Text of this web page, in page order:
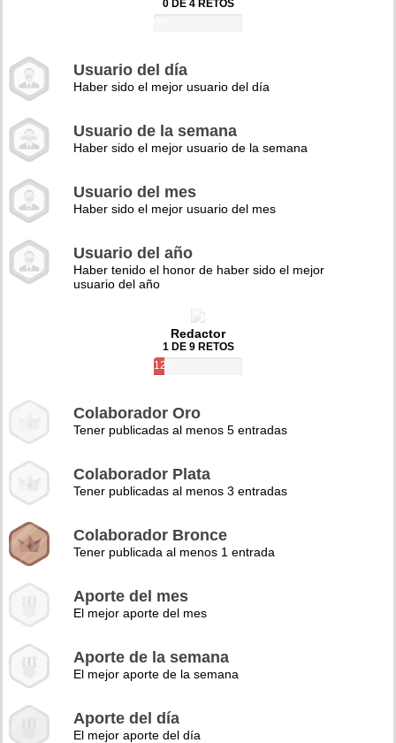
0 DE 4 RETOS
Usuario del día
Haber sido el mejor usuario del día
Usuario de la semana
Haber sido el mejor usuario de la semana
Usuario del mes
Haber sido el mejor usuario del mes
Usuario del año
Haber tenido el honor de haber sido el mejor
usuario del año
Redactor
1 DE 9 RETOS
12%
Colaborador Oro
Tener publicadas al menos 5 entradas
Colaborador Plata
Tener publicadas al menos 3 entradas
Colaborador Bronce
Tener publicada al menos 1 entrada
Aporte del mes
El mejor aporte del mes
Aporte de la semana
El mejor aporte de la semana
Aporte del día
El mejor aporte del día